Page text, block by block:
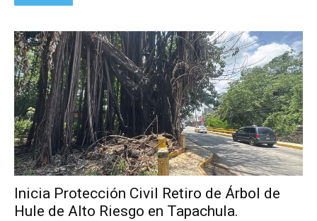
Inicia Protección Civil Retiro de Árbol de
Hule de Alto Riesgo en Tapachula.